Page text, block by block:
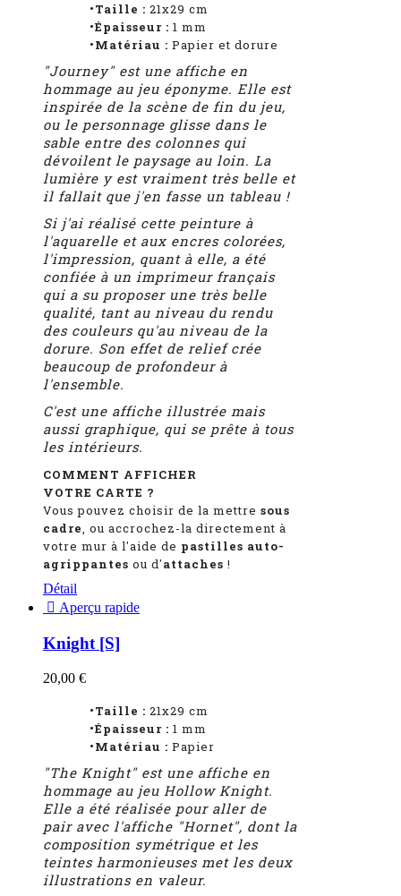
•Taille : 21x29 cm
•Épaisseur : 1 mm
•Matériau : Papier et dorure
"Journey" est une affiche en
hommage au jeu éponyme. Elle est
inspirée de la scène de fin du jeu,
ou le personnage glisse dans le
sable entre des colonnes qui
dévoilent le paysage au loin. La
lumière y est vraiment très belle et
il fallait que j'en fasse un tableau !
Si j'ai réalisé cette peinture à
l'aquarelle et aux encres colorées,
l'impression, quant à elle, a été
confiée à un imprimeur français
qui a su proposer une très belle
qualité, tant au niveau du rendu
des couleurs qu'au niveau de la
dorure. Son effet de relief crée
beaucoup de profondeur à
l'ensemble.
C'est une affiche illustrée mais
aussi graphique, qui se prête à tous
les intérieurs.
COMMENT AFFICHER
VOTRE CARTE ?
Vous pouvez choisir de la mettre sous
cadre, ou accrochez-la directement à
votre mur à l'aide de pastilles auto-
agrippantes ou d'attaches !
Détail
 Aperçu rapide
Knight [S]
20,00 €
•Taille : 21x29 cm
•Épaisseur : 1 mm
•Matériau : Papier
"The Knight" est une affiche en
hommage au jeu Hollow Knight.
Elle a été réalisée pour aller de
pair avec l'affiche "Hornet", dont la
composition symétrique et les
teintes harmonieuses met les deux
illustrations en valeur.